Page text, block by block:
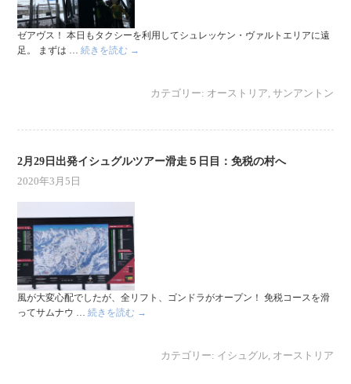
ゼアヴス！ 本日もタクシーを利用してシュレッケン・ヴァルトエリアに遠
足。 まずは …続きを読む →
カテゴリー: オーストリア, サンアントン
2月29日出発イシュグルツアー滑走５日目：免税の村へ
2020年3月5日
風が大変心配でしたが、全リフト、ゴンドラがオープン！ 免税コースを滑
ってサムナウ …続きを読む →
カテゴリー: イシュグル, オーストリア